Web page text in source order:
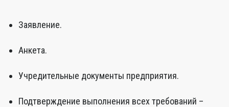
Заявление.
Анкета.
Учредительные документы предприятия.
Подтверждение выполнения всех требований –